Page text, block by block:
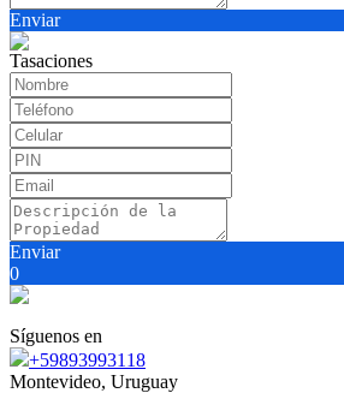
Enviar
Tasaciones
Enviar
0
Síguenos en
+59893993118
Montevideo, Uruguay